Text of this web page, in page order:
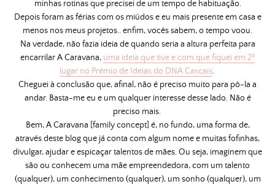
minhas rotinas que precisei de um tempo de habituação.
Depois foram as férias com os miúdos e eu mais presente em casa e
menos nos meus projetos.. enfim, vocês sabem, o tempo voou.
Na verdade, não fazia ideia de quando seria a altura perfeita para
encarrilar A Caravana, uma ideia que tive e com que fiquei em 2º
lugar no Prémio de Ideias do DNA Cascais.
Cheguei à conclusão que, afinal, não é preciso muito para pô-la a
andar. Basta-me eu e um qualquer interesse desse lado. Não é
preciso mais.
Bem, A Caravana [family concept] é, no fundo, uma forma de,
através deste blog que já conta com algum nome e muitas fofinhas,
divulgar, ajudar e espicaçar talentos de mães. Ou seja, imaginem que
são ou conhecem uma mãe empreendedora, com um talento
(qualquer), um conhecimento (qualquer), um sonho (qualquer), um